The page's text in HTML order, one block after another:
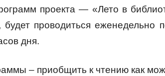
проекта — «Лето в
будет проводиться еженедельно
дня.
– приобщить к чтению как